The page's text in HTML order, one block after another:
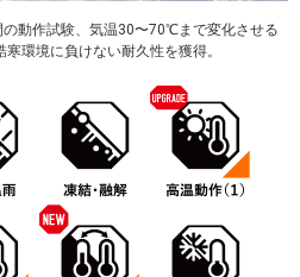
動作試験、気温30〜70℃まで変化させる
環境に負けない耐久性を獲得。